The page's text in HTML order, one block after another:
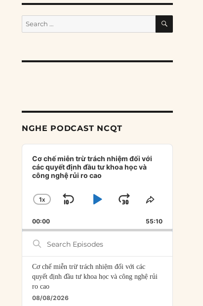
Search
for:
SEARCH
NGHE PODCAST NCQT
Audio
Player
Cơ chế miễn trừ trách nhiệm đối với
các quyết định đầu tư khoa học và
công nghệ rủi ro cao
CHANGE
RATE
1X
SKIP
BACKWARD
PLAYJUMP
FORWARD
SHARE
EPISODE
00:00 55:10
Search
Episodes
Cơ chế miễn trừ trách nhiệm đối với các
quyết định đầu tư khoa học và công nghệ rủi
ro cao
08/08/2026